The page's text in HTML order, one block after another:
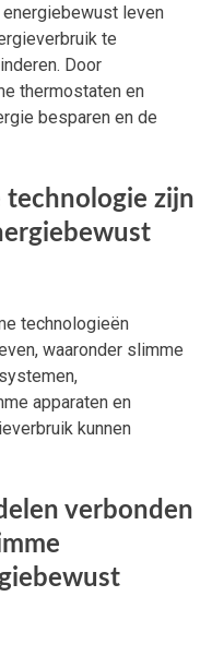
leven
te
Door
thermostaten en
besparen en de
technologie zijn
technologieën
waaronder slimme
apparaten en
kunnen
verbonden